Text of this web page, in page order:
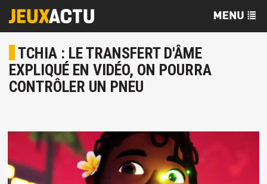
TCHIA : LE TRANSFERT D'ÂME
EXPLIQUÉ EN VIDÉO, ON POURRA
CONTRÔLER UN PNEU